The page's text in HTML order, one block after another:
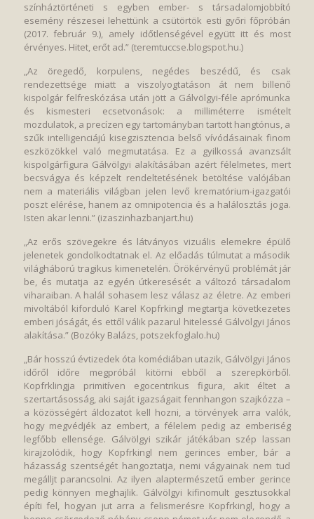
színháztörténeti s egyben ember- s társadalomjobbító
esemény részesei lehettünk a csütörtök esti győri főpróbán
(2017. február 9.), amely időtlenségével együtt itt és most
érvényes. Hitet, erőt ad.” (teremtuccse.blogspot.hu.)
„Az öregedő, korpulens, negédes beszédű, és csak
rendezettsége miatt a viszolyogtatáson át nem billenő
kispolgár felfreskózása után jött a Gálvölgyi-féle aprómunka
és kismesteri ecsetvonások: a milliméterre ismételt
mozdulatok, a precízen egy tartományban tartott hangtónus, a
szűk intelligenciájú kisegzisztencia belső vívódásainak finom
eszközökkel való megmutatása. Ez a gyilkossá avanzsált
kispolgárfigura Gálvölgyi alakításában azért félelmetes, mert
becsvágya és képzelt rendeltetésének betöltése valójában
nem a materiális világban jelen levő krematórium-igazgatói
poszt elérése, hanem az omnipotencia és a halálosztás joga.
Isten akar lenni.” (izaszinhazbanjart.hu)
„Az erős szövegekre és látványos vizuális elemekre épülő
jelenetek gondolkodtatnak el. Az előadás túlmutat a második
világháború tragikus kimenetelén. Örökérvényű problémát jár
be, és mutatja az egyén útkeresését a változó társadalom
viharaiban. A halál sohasem lesz válasz az életre. Az emberi
mivoltából kiforduló Karel Kopfrkingl megtartja következetes
emberi jóságát, és ettől válik pazarul hitelessé Gálvölgyi János
alakítása.” (Bozóky Balázs, potszekfoglalo.hu)
„Bár hosszú évtizedek óta komédiában utazik, Gálvölgyi János
időről időre megpróbál kitörni ebből a szerepkörből.
Kopfrklingja primitíven egocentrikus figura, akit éltet a
szertartásosság, aki saját igazságait fennhangon szajkózza –
a közösségért áldozatot kell hozni, a törvények arra valók,
hogy megvédjék az embert, a félelem pedig az emberiség
legfőbb ellensége. Gálvölgyi szikár játékában szép lassan
kirajzolódik, hogy Kopfrkingl nem gerinces ember, bár a
házasság szentségét hangoztatja, nemi vágyainak nem tud
megálljt parancsolni. Az ilyen alaptermészetű ember gerince
pedig könnyen meghajlik. Gálvölgyi kifinomult gesztusokkal
építi fel, hogyan jut arra a felismerésre Kopfrkingl, hogy a